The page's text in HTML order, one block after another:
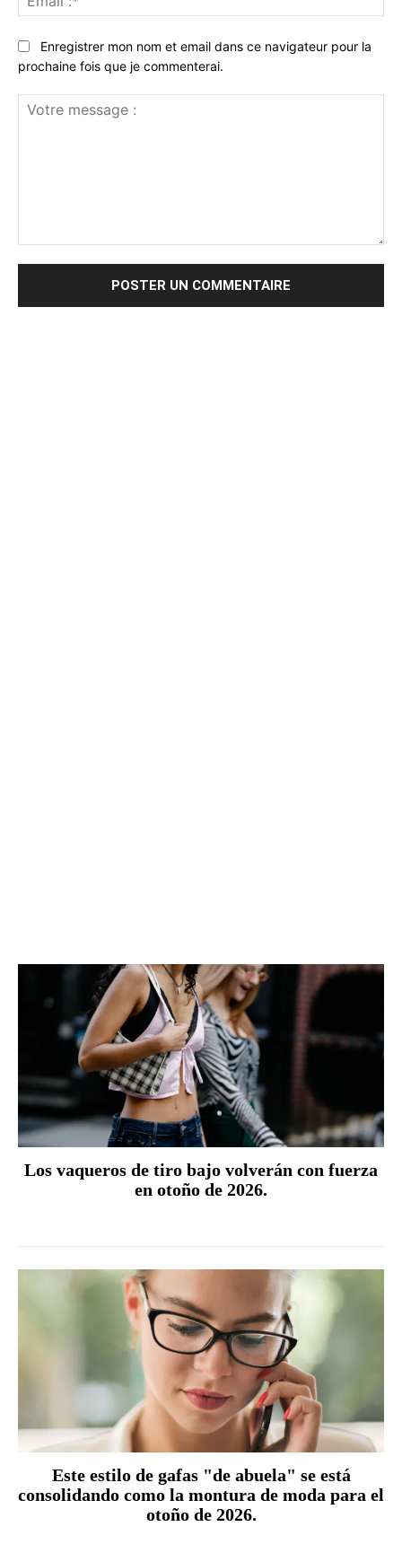
:*
Enregistrer mon nom et email dans ce navigateur pour la
prochaine fois que je commenterai.
Los vaqueros de tiro bajo volverán con fuerza
en otoño de 2026.
Este estilo de gafas "de abuela" se está
consolidando como la montura de moda para el
otoño de 2026.